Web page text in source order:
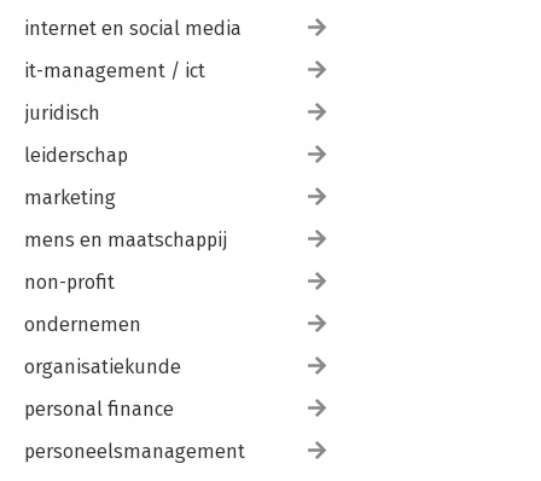
internet en social media
it-management / ict
juridisch
leiderschap
marketing
mens en maatschappij
non-profit
ondernemen
organisatiekunde
personal finance
personeelsmanagement